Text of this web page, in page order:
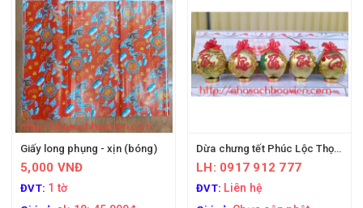
Giấy long phụng - xịn (bóng)
5,000 VNĐ
ĐVT: 1 tờ
Dừa chưng tết Phúc Lộc Thọ Phát Tài
LH: 0917 912 777
ĐVT: Liên hệ